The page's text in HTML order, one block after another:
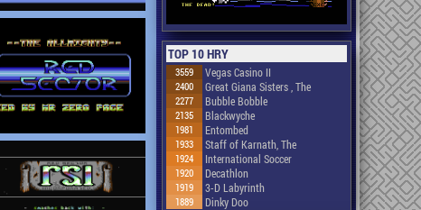
TOP 10 HRY
3559 Vegas Casino II
2400 Great Giana Sisters , The
2277 Bubble Bobble
2135 Blackwyche
1981 Entombed
1933 Staff of Karnath, The
1924 International Soccer
1920 Decathlon
1919 3-D Labyrinth
1889 Dinky Doo